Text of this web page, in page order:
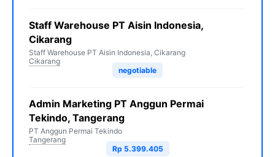
Staff Warehouse PT Aisin Indonesia,
Cikarang
Staff Warehouse PT Aisin Indonesia, Cikarang
Cikarang
negotiable
Admin Marketing PT Anggun Permai
Tekindo, Tangerang
PT Anggun Permai Tekindo
Tangerang
Rp 5.399.405